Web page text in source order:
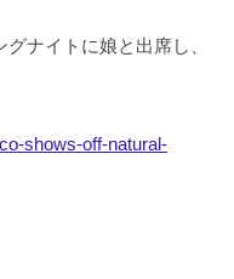
ナイトに娘と出席し、
shows-off-natural-